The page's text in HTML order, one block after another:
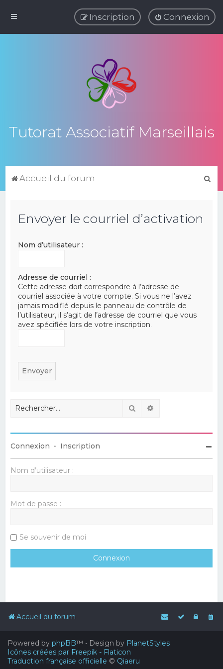
Connexion
Inscription
Tutorat Associatif Marseillais
Accueil du forum
Envoyer le courriel d’activation
Nom d’utilisateur :
Adresse de courriel :
Cette adresse doit correspondre à l’adresse de
courriel associée à votre compte. Si vous ne l’avez
jamais modifié depuis le panneau de contrôle de
l’utilisateur, il s’agit de l’adresse de courriel que vous
avez spécifiée lors de votre inscription.
Rechercher
Connexion • Inscription
Nom d’utilisateur :
Mot de passe :
Se souvenir de moi
Accueil du forum
Powered by phpBB™ • Design by PlanetStyles
Icônes créées par Freepik - Flaticon
Traduction française officielle © Qiaeru